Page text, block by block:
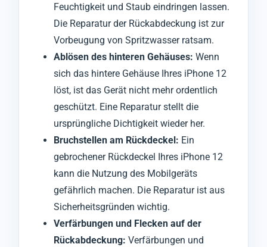
Feuchtigkeit und Staub eindringen lassen.
Die Reparatur der Rückabdeckung ist zur
Vorbeugung von Spritzwasser ratsam.
Ablösen des hinteren Gehäuses: Wenn
sich das hintere Gehäuse Ihres iPhone 12
löst, ist das Gerät nicht mehr ordentlich
geschützt. Eine Reparatur stellt die
ursprüngliche Dichtigkeit wieder her.
Bruchstellen am Rückdeckel: Ein
gebrochener Rückdeckel Ihres iPhone 12
kann die Nutzung des Mobilgeräts
gefährlich machen. Die Reparatur ist aus
Sicherheitsgründen wichtig.
Verfärbungen und Flecken auf der
Rückabdeckung: Verfärbungen und